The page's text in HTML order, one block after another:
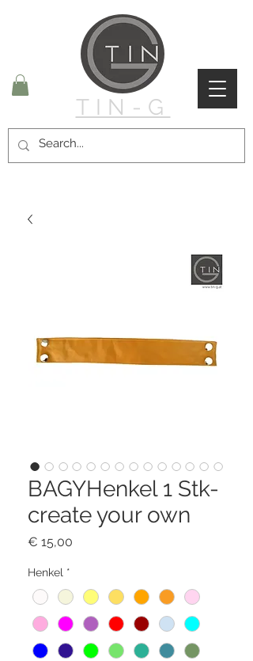
TIN-G
BAGYHenkel 1 Stk-
create your own
€ 15,00
Henkel *